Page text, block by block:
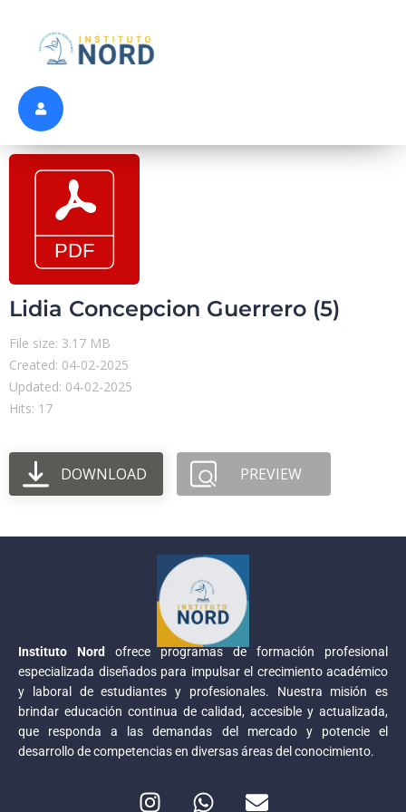
Lidia Concepcion Guerrero (5)
File size: 3.17 MB
Created: 04-02-2025
Updated: 04-02-2025
Hits: 17
DOWNLOAD PREVIEW
Instituto Nord
ofrece programas de formación profesional
especializada diseñados para impulsar el crecimiento académico
y laboral de estudiantes y profesionales. Nuestra misión es
brindar educación continua de calidad, accesible y actualizada,
que responda a las demandas del mercado y potencie el
desarrollo de competencias en diversas áreas del conocimiento.